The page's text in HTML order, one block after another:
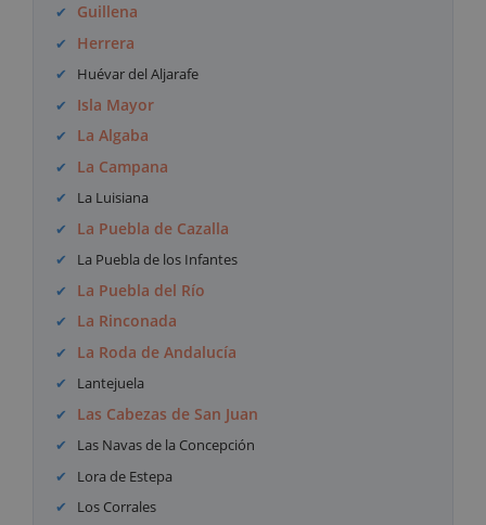
Guillena
Herrera
Huévar del Aljarafe
Isla Mayor
La Algaba
La Campana
La Luisiana
La Puebla de Cazalla
La Puebla de los Infantes
La Puebla del Río
La Rinconada
La Roda de Andalucía
Lantejuela
Las Cabezas de San Juan
Las Navas de la Concepción
Lora de Estepa
Los Corrales